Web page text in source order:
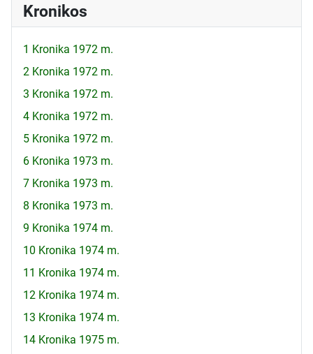
Kronikos
1 Kronika 1972 m.
2 Kronika 1972 m.
3 Kronika 1972 m.
4 Kronika 1972 m.
5 Kronika 1972 m.
6 Kronika 1973 m.
7 Kronika 1973 m.
8 Kronika 1973 m.
9 Kronika 1974 m.
10 Kronika 1974 m.
11 Kronika 1974 m.
12 Kronika 1974 m.
13 Kronika 1974 m.
14 Kronika 1975 m.